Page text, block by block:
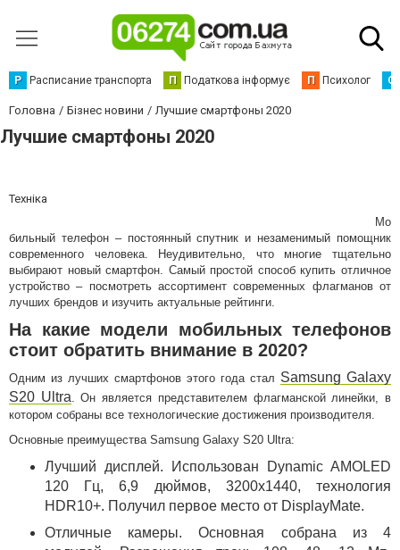
Р Расписание транспорта П Податкова інформує П Психолог С
Головна Бізнес новини Лучшие смартфоны 2020
Лучшие смартфоны 2020
Техніка
Мо
бильный телефон – постоянный спутник и незаменимый помощник
современного человека. Неудивительно, что многие тщательно
выбирают новый смартфон. Самый простой способ купить отличное
устройство – посмотреть ассортимент современных флагманов от
лучших брендов и изучить актуальные рейтинги.
На какие модели мобильных телефонов
стоит обратить внимание в 2020?
Одним из лучших смартфонов этого года стал Samsung Galaxy
S20 Ultra. Он является представителем флагманской линейки, в
котором собраны все технологические достижения производителя.
Основные преимущества Samsung Galaxy S20 Ultra:
Лучший дисплей. Использован Dynamic AMOLED
120 Гц, 6,9 дюймов, 3200х1440, технология
HDR10+. Получил первое место от DisplayMate.
Отличные камеры. Основная собрана из 4